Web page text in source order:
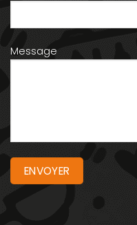
Message